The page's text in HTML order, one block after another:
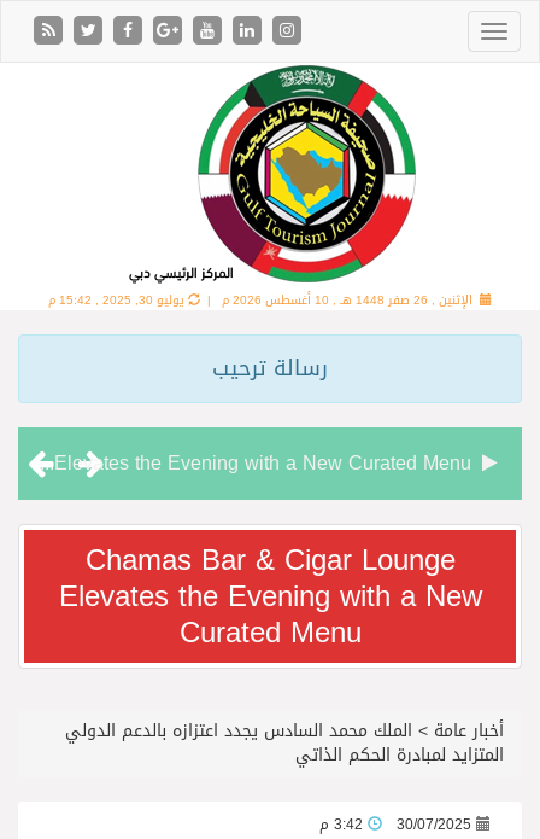
الإثنين , 26 صفر 1448 هـ , 10 أغسطس 2026 م | يوليو 30, 2025 , 15:42 م
رسالة ترحيب
Chamas Bar & Cigar Lounge Elevates the Evening with a New Curated Menu
“شاماس” يقدّم تجربة مسائية راقية مع قائمة جديدة مستوحاة من النكهات البرازيلية
رجل الاعمال سعيد ال بخيت يغادر المستشفى
Chamas Bar & Cigar Lounge
Elevates the Evening with a New
Curated Menu
أخبار عامة > الملك محمد السادس يجدد اعتزازه بالدعم الدولي
المتزايد لمبادرة الحكم الذاتي
30/07/2025